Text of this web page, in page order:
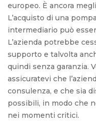
europeo. È ancora
L’acquisto di una
intermediario può
L’azienda potrebbe
supporto e talvolta
quindi senza garanzia.
assicuratevi che
consulenza, e che sia
possibili, in modo che
nei momenti critici.